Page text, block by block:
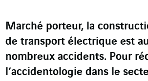
Marché porteur, la
de transport électrique est
nombreux accidents. Pour
l’accidentologie dans le